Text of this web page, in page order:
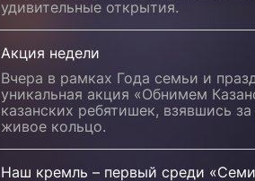
удивительные открытия.
Акция недели
Вчера в рамках Года семьи и
уникальная акция «Обнимем
казанских ребятишек, взявшись
живое кольцо.
Наш кремль – первый среди